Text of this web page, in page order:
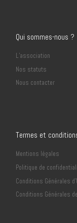
Qui sommes-nous ?
L’association
Nos statuts
Nous contacter
Termes et
Mentions légales
Politique de
Conditions Générales
Conditions Générales